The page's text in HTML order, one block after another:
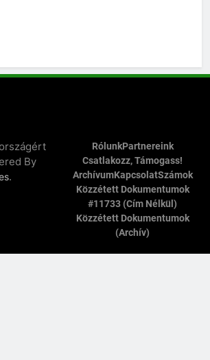
By
.
RólunkPartnereink
Csatlakozz, Támogass!
ArchívumKapcsolatSzámok
Közzétett Dokumentumok
#11733 (cím Nélkül)
Közzétett Dokumentumok
(archív)